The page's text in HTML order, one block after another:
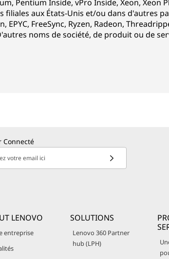
Pentium Inside, vPro Inside, Xeon,
filiales aux États-Unis et/ou dans d'autres
EPYC, FreeSync, Ryzen, Radeon,
noms de société, de produit ou de
Connecté
votre email ici
LENOVO
entreprise
SOLUTIONS
Lenovo 360 Partner
hub (LPH)